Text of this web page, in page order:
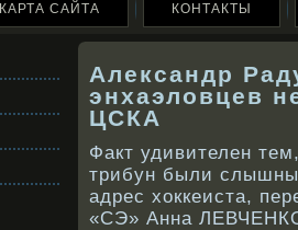
КАРТА САЙТА КОНТАКТЫ
Александр
энхаэловцев
ЦСКА
Факт удивителен
трибун были
адрес хоккеиста,
«СЭ» Анна